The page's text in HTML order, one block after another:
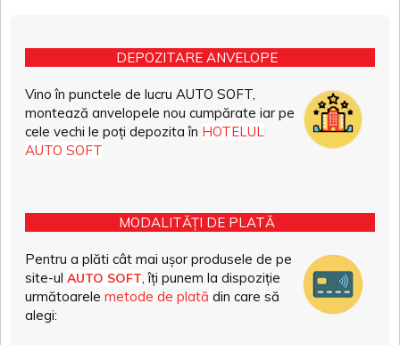
DEPOZITARE ANVELOPE
Vino în punctele de lucru AUTO SOFT,
montează anvelopele nou cumpărate iar pe
cele vechi le poți depozita în HOTELUL
AUTO SOFT
MODALITĂȚI DE PLATĂ
Pentru a plăti cât mai ușor produsele de pe
site-ul AUTO SOFT , îți punem la dispoziție
următoarele metode de plată din care să
alegi: